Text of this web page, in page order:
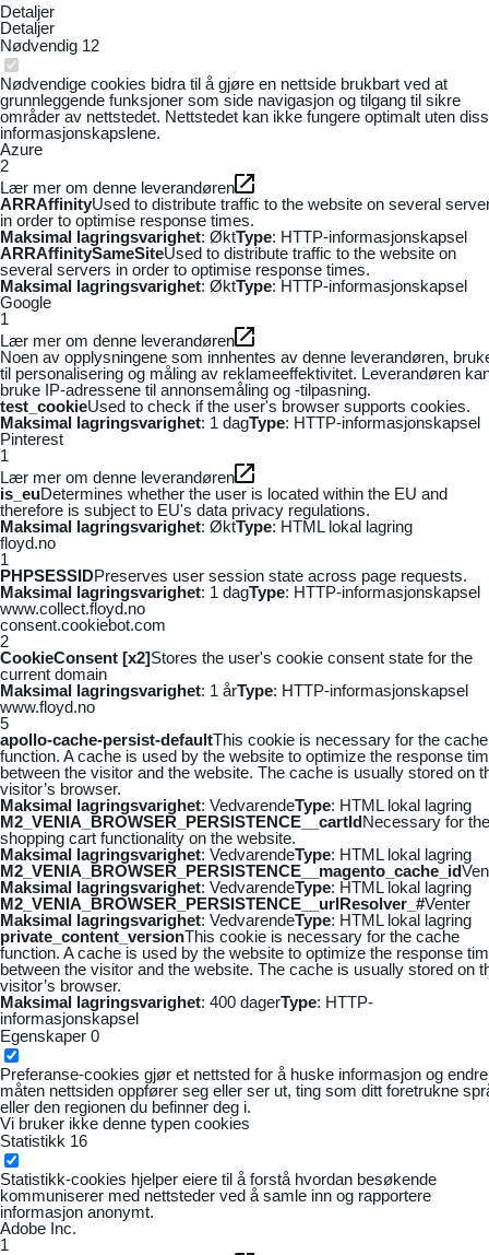
Detaljer
Detaljer
Nødvendig 12
Nødvendige cookies bidra til å gjøre en nettside brukbart ved at
grunnleggende funksjoner som side navigasjon og tilgang til sikre
områder av nettstedet. Nettstedet kan ikke fungere optimalt uten
informasjonskapslene.
Azure
2
Lær mer om denne leverandøren
ARRAffinityUsed to distribute traffic to the website on several
in order to optimise response times.
Maksimal lagringsvarighet: ØktType: HTTP-informasjonskapsel
ARRAffinitySameSiteUsed to distribute traffic to the website on
several servers in order to optimise response times.
Maksimal lagringsvarighet: ØktType: HTTP-informasjonskapsel
Google
1
Lær mer om denne leverandøren
Noen av opplysningene som innhentes av denne leverandøren,
til personalisering og måling av reklameeffektivitet. Leverandøren
bruke IP-adressene til annonsemåling og -tilpasning.
test_cookieUsed to check if the user's browser supports cookies.
Maksimal lagringsvarighet: 1 dagType: HTTP-informasjonskapsel
Pinterest
1
Lær mer om denne leverandøren
is_euDetermines whether the user is located within the EU and
therefore is subject to EU's data privacy regulations.
Maksimal lagringsvarighet: ØktType: HTML lokal lagring
floyd.no
1
PHPSESSIDPreserves user session state across page requests.
Maksimal lagringsvarighet: 1 dagType: HTTP-informasjonskapsel
www.collect.floyd.no
consent.cookiebot.com
2
CookieConsent [x2]Stores the user's cookie consent state for the
current domain
Maksimal lagringsvarighet: 1 årType: HTTP-informasjonskapsel
www.floyd.no
5
apollo-cache-persist-defaultThis cookie is necessary for the cache
function. A cache is used by the website to optimize the response
between the visitor and the website. The cache is usually stored on
visitor’s browser.
Maksimal lagringsvarighet: VedvarendeType: HTML lokal lagring
M2_VENIA_BROWSER_PERSISTENCE__cartIdNecessary for the
shopping cart functionality on the website.
Maksimal lagringsvarighet: VedvarendeType: HTML lokal lagring
M2_VENIA_BROWSER_PERSISTENCE__magento_cache_id
Maksimal lagringsvarighet: VedvarendeType: HTML lokal lagring
M2_VENIA_BROWSER_PERSISTENCE__urlResolver_#Venter
Maksimal lagringsvarighet: VedvarendeType: HTML lokal lagring
private_content_versionThis cookie is necessary for the cache
function. A cache is used by the website to optimize the response
between the visitor and the website. The cache is usually stored on
visitor’s browser.
Maksimal lagringsvarighet: 400 dagerType: HTTP-
informasjonskapsel
Egenskaper 0
Preferanse-cookies gjør et nettsted for å huske informasjon og
måten nettsiden oppfører seg eller ser ut, ting som ditt foretrukne
eller den regionen du befinner deg i.
Vi bruker ikke denne typen cookies
Statistikk 16
Statistikk-cookies hjelper eiere til å forstå hvordan besøkende
kommuniserer med nettsteder ved å samle inn og rapportere
informasjon anonymt.
Adobe Inc.
1